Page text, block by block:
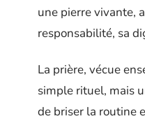
une pierre vivante,
responsabilité, sa
La prière, vécue
simple rituel, mais
de briser la routine